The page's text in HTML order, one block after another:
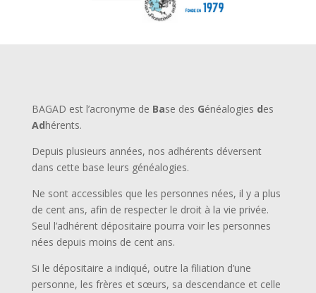
BAGAD est l’acronyme de Base des Généalogies des
Adhérents.
Depuis plusieurs années, nos adhérents déversent
dans cette base leurs généalogies.
Ne sont accessibles que les personnes nées, il y a plus
de cent ans, afin de respecter le droit à la vie privée.
Seul l’adhérent dépositaire pourra voir les personnes
nées depuis moins de cent ans.
Si le dépositaire a indiqué, outre la filiation d’une
personne, les frères et sœurs, sa descendance et celle